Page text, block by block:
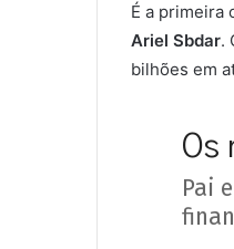
É a primeira
Ariel Sbdar.
bilhões em